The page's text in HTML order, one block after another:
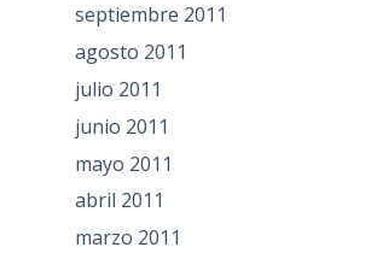
septiembre 2011
agosto 2011
julio 2011
junio 2011
mayo 2011
abril 2011
marzo 2011